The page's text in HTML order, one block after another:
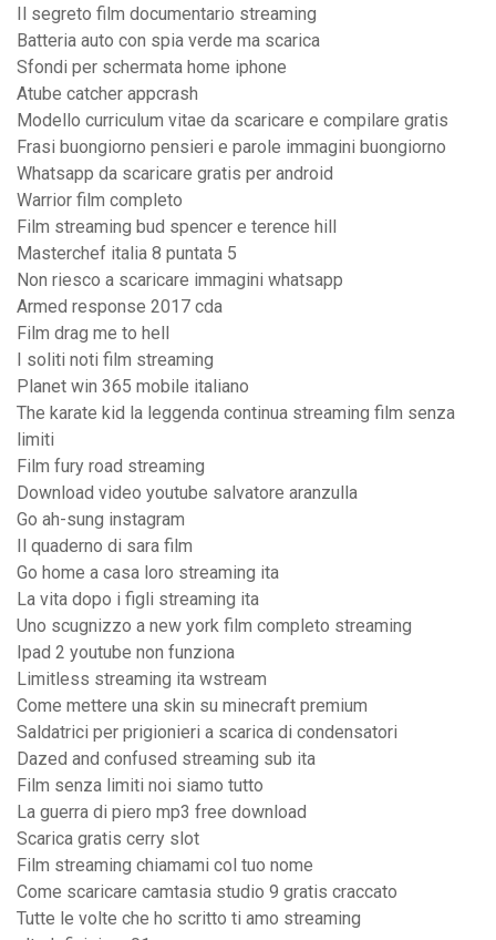
Il segreto film documentario streaming
Batteria auto con spia verde ma scarica
Sfondi per schermata home iphone
Atube catcher appcrash
Modello curriculum vitae da scaricare e compilare gratis
Frasi buongiorno pensieri e parole immagini buongiorno
Whatsapp da scaricare gratis per android
Warrior film completo
Film streaming bud spencer e terence hill
Masterchef italia 8 puntata 5
Non riesco a scaricare immagini whatsapp
Armed response 2017 cda
Film drag me to hell
I soliti noti film streaming
Planet win 365 mobile italiano
The karate kid la leggenda continua streaming film senza
limiti
Film fury road streaming
Download video youtube salvatore aranzulla
Go ah-sung instagram
Il quaderno di sara film
Go home a casa loro streaming ita
La vita dopo i figli streaming ita
Uno scugnizzo a new york film completo streaming
Ipad 2 youtube non funziona
Limitless streaming ita wstream
Come mettere una skin su minecraft premium
Saldatrici per prigionieri a scarica di condensatori
Dazed and confused streaming sub ita
Film senza limiti noi siamo tutto
La guerra di piero mp3 free download
Scarica gratis cerry slot
Film streaming chiamami col tuo nome
Come scaricare camtasia studio 9 gratis craccato
Tutte le volte che ho scritto ti amo streaming